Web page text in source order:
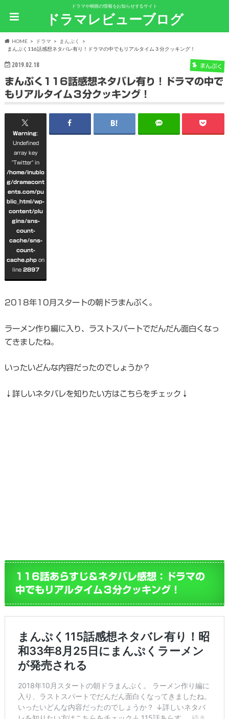
ドラマや映画の情報をお知らせするサイト
ドラマレビューブログ
HOME ドラマ
まんぷく
まんぷく116話感想ネタバレ有り！ドラマの中でもリアルタイム３分クッキング！
2019.02.18 まんぷく
まんぷく116話感想ネタバレ有り！ドラマの中で
もリアルタイム３分クッキング！
Warning:
Undefined
array key
"Twitter" in
/home/inublo
g/dramacont
ents.com/pu
blic_html/wp-
content/plu
gins/sns-
count-
cache/sns-
count-
cache.php on
line 2897
2018年10月スタートの朝ドラまんぷく。
ラーメン作り編に入り、ラストスパートでだんだん面白くなっ
てきましたね。
いったいどんな内容だったのでしょうか？
↓詳しいネタバレを知りたい方はこちらをチェック↓
116話あらすじ＆ネタバレ感想：ドラマの
中でもリアルタイム３分クッキング！